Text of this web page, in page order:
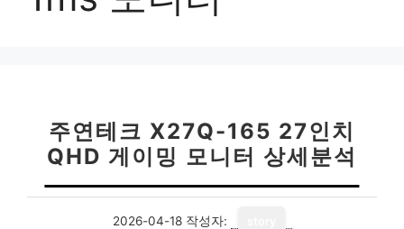
주연테크 X27Q-165 27인치
QHD 게이밍 모니터 상세분석
2026-04-18 작성자: